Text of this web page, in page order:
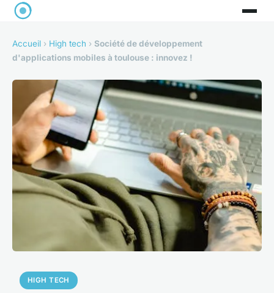
Accueil › High tech › Société de développement
d'applications mobiles à toulouse : innovez !
HIGH TECH